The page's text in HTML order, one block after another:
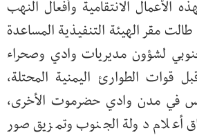
الأعمال الانتقامية وأفعال النهب
مقر الهيئة التنفيذية المساعدة
لشؤون مديريات وادي وصحراء
قوات الطوارئ اليمنية المحتلة،
في مدن وادي حضرموت الأخرى،
أعلام دولة الجنوب وتمزيق صور